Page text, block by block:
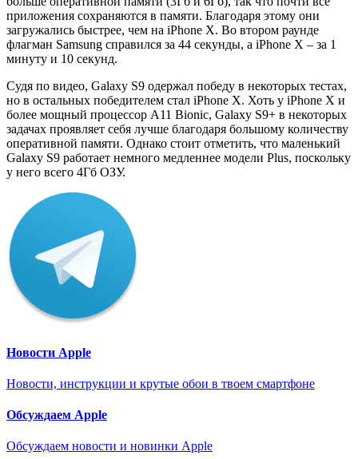
приложения сохраняются в памяти. Благодаря этому они
загружались быстрее, чем на iPhone X. Во втором раунде
флагман Samsung справился за 44 секунды, а iPhone X – за 1
минуту и 10 секунд.
Судя по видео, Galaxy S9 одержал победу в некоторых тестах,
но в остальных победителем стал iPhone X. Хоть у iPhone X и
более мощный процессор A11 Bionic, Galaxy S9+ в некоторых
задачах проявляет себя лучше благодаря большому количеству
оперативной памяти. Однако стоит отметить, что маленький
Galaxy S9 работает немного медленнее модели Plus, поскольку
у него всего 4Гб ОЗУ.
Новости Apple
Новости, инструкции и крутые обои в твоем смартфоне
Обсуждаем Apple
Обсуждаем новости и новинки Apple